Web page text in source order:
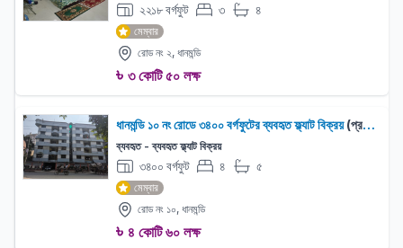
২২১৮ বর্গফুট বেড: ৩ বাথরুম:৪
মেম্বার
রোড নং ২, ধানমন্ডি
৳ ৩ কোটি ৫০ লক্ষ
ধানমন্ডি ১০ নং রোডে ৩৪০০ বর্গফুটের ব্যবহৃত ফ্ল্যাট বিক্রয়(প্রপার্টি বিক্রয়)
ব্যবহৃত - ব্যবহৃত ফ্ল্যাট বিক্রয়
৩৪০০ বর্গফুট বেড: ৪ বাথরুম:৫
মেম্বার
রোড নং ১০, ধানমন্ডি
৳ ৪ কোটি ৬০ লক্ষ